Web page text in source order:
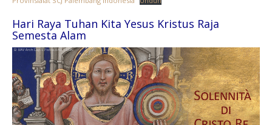
Hari Raya Tuhan Kita Yesus Kristus Raja
Semesta Alam